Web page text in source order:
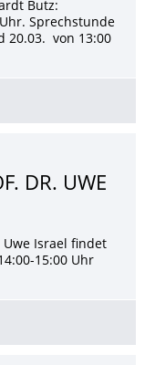
Butz:
Sprechstunde
20.03. von 13:00
DR. UWE
Uwe Israel findet
15:00 Uhr